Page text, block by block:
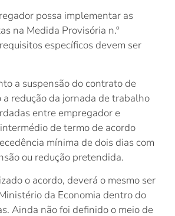
possa implementar as
na Medida Provisória n.º
específicos devem ser
a suspensão do contrato de
redução da jornada de trabalho
entre empregador e
determo de acordo
mínima de dois dias com
ou redução pretendida.
o acordo, deverá o mesmo ser
da Economia dentro do
. Ainda não foi definido o meio de